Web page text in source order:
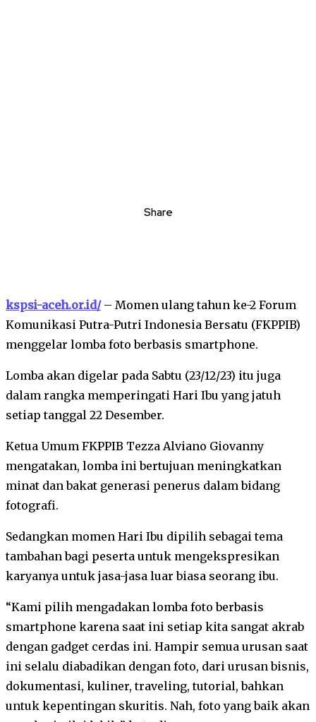
Share
kspsi-aceh.or.id/– Momen ulang tahun ke-2 Forum
Komunikasi Putra-Putri Indonesia Bersatu (FKPPIB)
menggelar lomba foto berbasis smartphone.
Lomba akan digelar pada Sabtu (23/12/23) itu juga
dalam rangka memperingati Hari Ibu yang jatuh
setiap tanggal 22 Desember.
Ketua Umum FKPPIB Tezza Alviano Giovanny
mengatakan, lomba ini bertujuan meningkatkan
minat dan bakat generasi penerus dalam bidang
fotografi.
Sedangkan momen Hari Ibu dipilih sebagai tema
tambahan bagi peserta untuk mengekspresikan
karyanya untuk jasa-jasa luar biasa seorang ibu.
“Kami pilih mengadakan lomba foto berbasis
smartphone karena saat ini setiap kita sangat akrab
dengan gadget cerdas ini. Hampir semua urusan saat
ini selalu diabadikan dengan foto, dari urusan bisnis,
dokumentasi, kuliner, traveling, tutorial, bahkan
untuk kepentingan skuritis. Nah, foto yang baik akan